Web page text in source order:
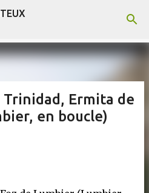
principal
Trinidad, Ermita de
en boucle)